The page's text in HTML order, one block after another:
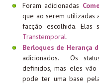
Foram adicionadas
que ao serem utilizadas
facção escolhida.
Transtemporal.
Berloques de Herança
adicionados. Os
definidos, mas eles
pode ter uma base